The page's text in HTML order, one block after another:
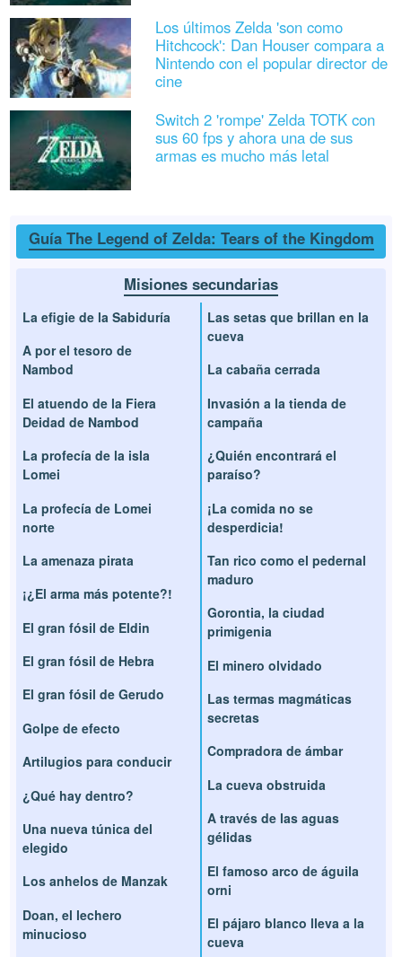
Los últimos Zelda 'son como
Hitchcock': Dan Houser compara a
Nintendo con el popular director de
cine
Switch 2 'rompe' Zelda TOTK con
sus 60 fps y ahora una de sus
armas es mucho más letal
Guía The Legend of Zelda: Tears of the Kingdom
Misiones secundarias
La efigie de la Sabiduría
A por el tesoro de
Nambod
El atuendo de la Fiera
Deidad de Nambod
La profecía de la isla
Lomei
La profecía de Lomei
norte
La amenaza pirata
¡¿El arma más potente?!
El gran fósil de Eldin
El gran fósil de Hebra
El gran fósil de Gerudo
Golpe de efecto
Artilugios para conducir
¿Qué hay dentro?
Una nueva túnica del
elegido
Los anhelos de Manzak
Doan, el lechero
minucioso
Las setas que brillan en la
cueva
La cabaña cerrada
Invasión a la tienda de
campaña
¿Quién encontrará el
paraíso?
¡La comida no se
desperdicia!
Tan rico como el pedernal
maduro
Gorontia, la ciudad
primigenia
El minero olvidado
Las termas magmáticas
secretas
Compradora de ámbar
La cueva obstruida
A través de las aguas
gélidas
El famoso arco de águila
orni
El pájaro blanco lleva a la
cueva